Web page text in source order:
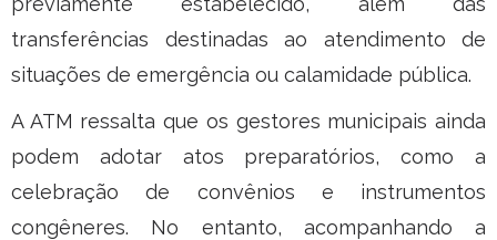
transferências destinadas ao atendimento de
situações de emergência ou calamidade pública.
A ATM ressalta que os gestores municipais ainda
podem adotar atos preparatórios, como a
celebração de convênios e instrumentos
congêneres. No entanto, acompanhando a